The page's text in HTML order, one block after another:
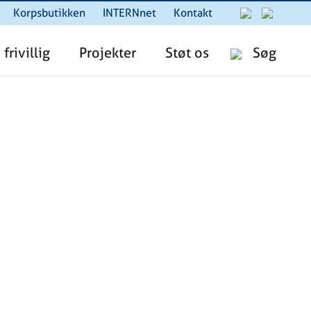
Korpsbutikken INTERNnet Kontakt
Søg
frivillig Projekter Støt os